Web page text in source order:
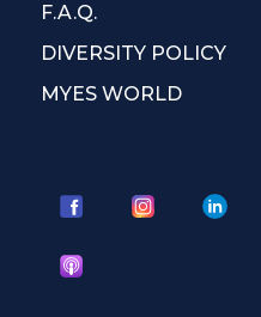
F.A.Q.
DIVERSITY POLICY
MYES WORLD